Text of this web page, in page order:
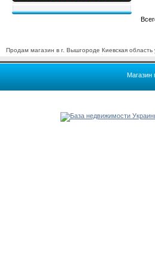
Продам магазин в г. Вышгороде Киевская область
Магазин